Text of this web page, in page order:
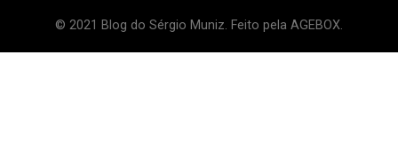
© 2021 Blog do Sérgio Muniz. Feito pela AGEBOX.